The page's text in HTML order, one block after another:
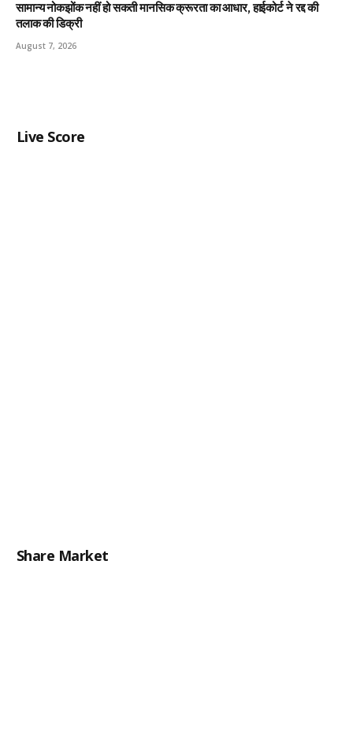
सामान्य नोकझोंक नहीं हो सकती मानसिक क्रूरता का आधार, हाईकोर्ट ने रद्द की
तलाक की डिक्री
August 7, 2026
Live Score
Share Market